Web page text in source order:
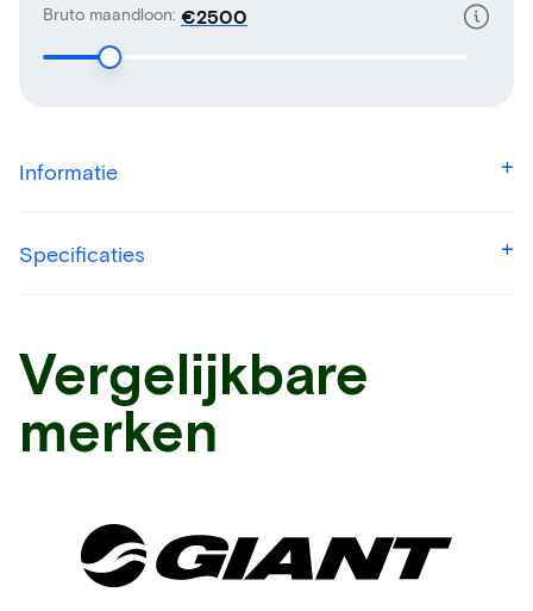
Bruto maandloon: €
Informatie
Specificaties
Vergelijkbare
merken